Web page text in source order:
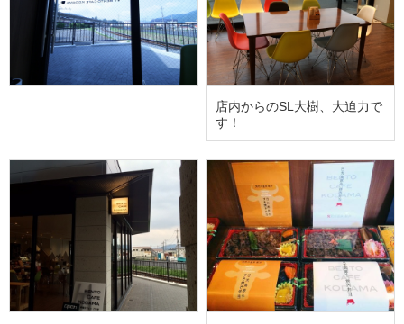
店内からのSL大樹、大迫力で
す！